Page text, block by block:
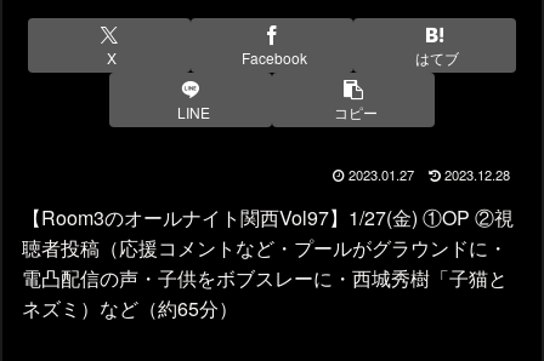
X Facebook はてブ
LINE コピー
2023.01.27 2023.12.28
【Room3のオールナイト関西Vol97】1/27(金) ①OP ②視
聴者投稿（応援コメントなど・プールがグラウンドに・
電凸配信の声・子供をボブスレーに・西城秀樹「子猫と
ネズミ）など（約65分）